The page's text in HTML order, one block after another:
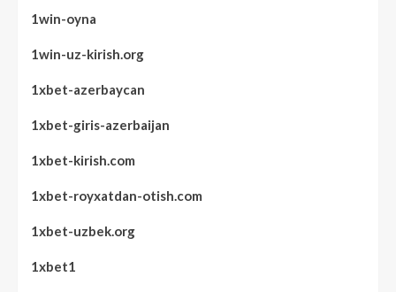
1win-oyna
1win-uz-kirish.org
1xbet-azerbaycan
1xbet-giris-azerbaijan
1xbet-kirish.com
1xbet-royxatdan-otish.com
1xbet-uzbek.org
1xbet1